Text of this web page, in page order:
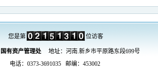
您是第 位访客
国有资产管理处 地址：河南.新乡市平原路东段699号
电话：0373-3691035 邮编：453002